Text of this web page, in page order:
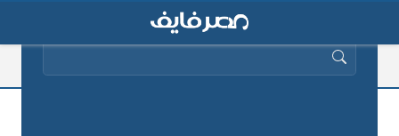
البحث عن: